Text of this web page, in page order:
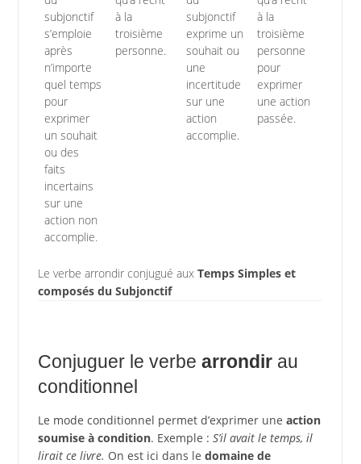
subjonctif
s’emploie
après
n’importe
quel temps
pour
exprimer
un souhait
ou des
faits
incertains
sur une
action non
accomplie.
à la
troisième
personne.
subjonctif
exprime un
souhait ou
une
incertitude
sur une
action
accomplie.
à la
troisième
personne
pour
exprimer
une action
passée.
Le verbe arrondir conjugué aux Temps Simples et
composés du Subjonctif
Conjuguer le verbe arrondirau
conditionnel
Le mode conditionnel permet d’exprimer une action
soumise à condition. Exemple : S’il avait le temps, il
lirait ce livre. On est ici dans le domaine de